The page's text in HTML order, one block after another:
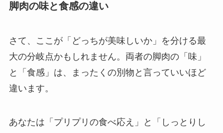
脚肉の味と食感の違い
さて、ここが「どっちが美味しいか」を分ける最
大の分岐点かもしれません。両者の脚肉の「味」
と「食感」は、まったくの別物と言っていいほど
違います。
あなたは「プリプリの食べ応え」と「しっとりし